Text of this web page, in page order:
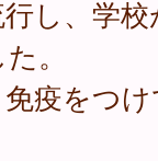
し、学
。
疫をつ